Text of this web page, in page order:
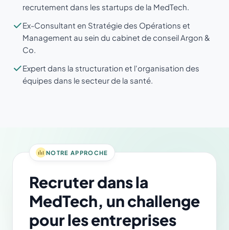
recrutement dans les startups de la MedTech.
Ex-Consultant en Stratégie des Opérations et
Management au sein du cabinet de conseil Argon &
Co.
Expert dans la structuration et l'organisation des
équipes dans le secteur de la santé.
NOTRE APPROCHE
Recruter dans la
MedTech, un challenge
pour les entreprises